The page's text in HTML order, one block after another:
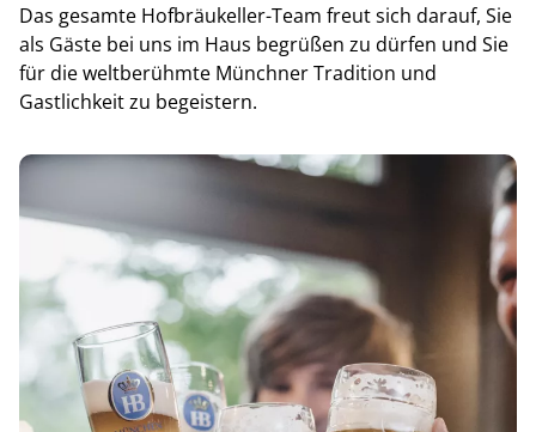
Das gesamte Hofbräukeller-Team freut sich darauf, Sie
als Gäste bei uns im Haus begrüßen zu dürfen und Sie
für die weltberühmte Münchner Tradition und
Gastlichkeit zu begeistern.